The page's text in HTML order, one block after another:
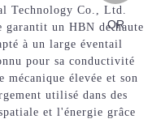
Technology Co., Ltd.
garantit un HBN de haute
à un large éventail
pour sa conductivité
mécanique élevée et son
utilisé dans des
et l'énergie grâce